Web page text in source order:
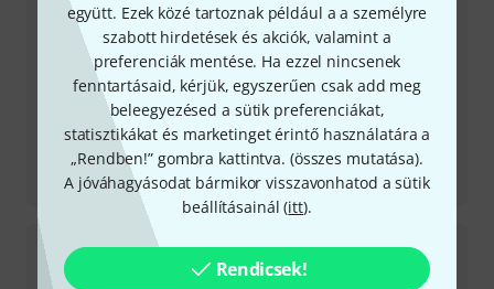
együtt. Ezek közé tartoznak például a a személyre
szabott hirdetések és akciók, valamint a
preferenciák mentése. Ha ezzel nincsenek
fenntartásaid, kérjük, egyszerűen csak add meg
beleegyezésed a sütik preferenciákat,
statisztikákat és marketinget érintő használatára a
„Rendben!” gombra kattintva. (összes mutatása).
A jóváhagyásodat bármikor visszavonhatod a sütik
beállításainál (itt).
Rendicsek!
Tesztbeszámoló
Faderport 8